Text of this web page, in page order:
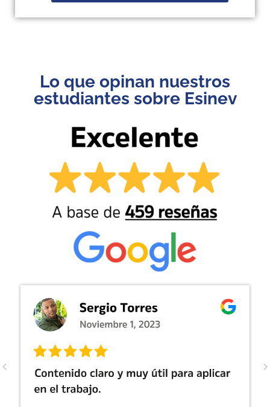
Lo que opinan nuestros
estudiantes sobre Esinev